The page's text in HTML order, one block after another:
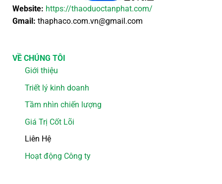
Website: https://thaoduoctanphat.com/
Gmail: thaphaco.com.vn@gmail.com
VỀ CHÚNG TÔI
Giới thiệu
Triết lý kinh doanh
Tầm nhìn chiến lượng
Giá Trị Cốt Lõi
Liên Hệ
Hoạt động Công ty